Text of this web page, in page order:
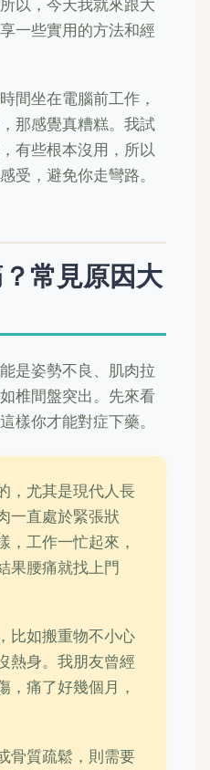
一些實用的方法和經
間坐在電腦前工作，
那感覺真糟糕。我試
有些根本沒用，所以
受，避免你走彎路。
常見原因大
是姿勢不良、肌肉拉
椎間盤突出。先來看
樣你才能對症下藥。
，尤其是現代人長
一直處於緊張狀
，工作一忙起來，
果腰痛就找上門
比如搬重物不小心
熱身。我朋友曾經
，痛了好幾個月，
骨質疏鬆，則需要